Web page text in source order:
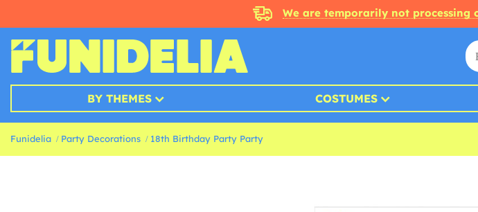
We are temporarily not processing
BY THEMES COSTUMES
Funidelia Party Decorations 18th Birthday Party Party